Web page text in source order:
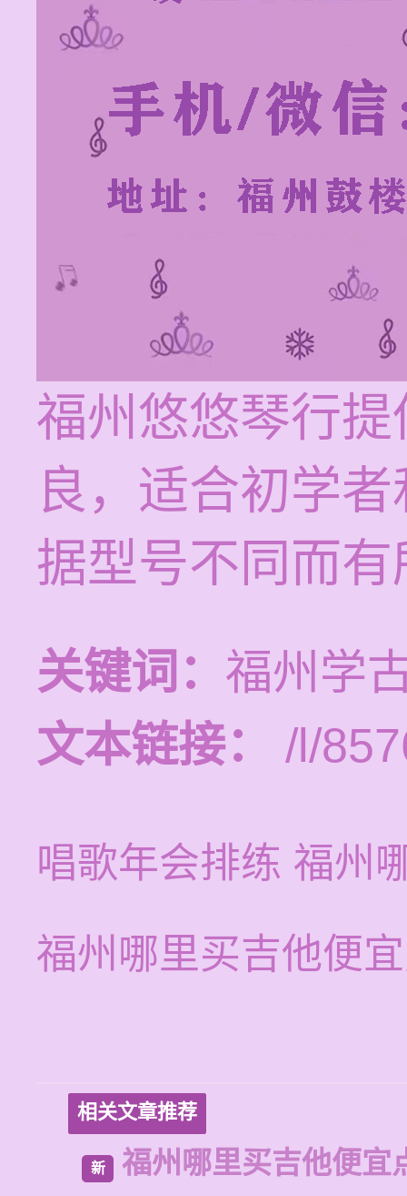
福州悠悠琴行
良，适合初学
据型号不同而
关键词： 福州学
文本链接：
/l/
唱歌年会排练 福州
福州哪里买吉他便
相关文章推荐
新 福州哪里买吉他便宜